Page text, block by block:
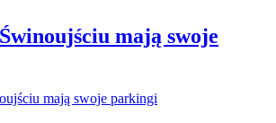
mają swoje